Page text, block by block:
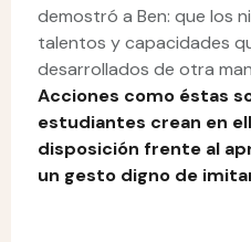
demostró a Ben: que los
talentos y capacidades
desarrollados de otra
Acciones como éstas
estudiantes crean en
disposición frente al
un gesto digno de